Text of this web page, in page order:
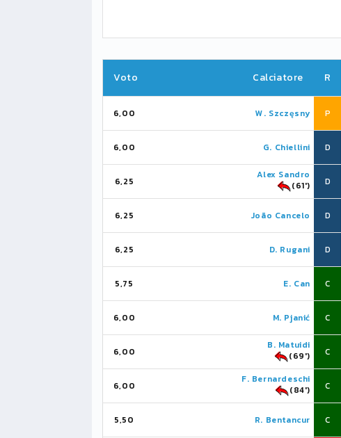
Voto Calciatore R
6,00 W. Szczęsny P
6,00 G. Chiellini D
6,25
Alex Sandro
(61')
D
6,25 João Cancelo D
6,25 D. Rugani D
5,75 E. Can C
6,00 M. Pjanić C
6,00
B. Matuidi
(69')
C
6,00
F. Bernardeschi
(84')
C
5,50 R. Bentancur C